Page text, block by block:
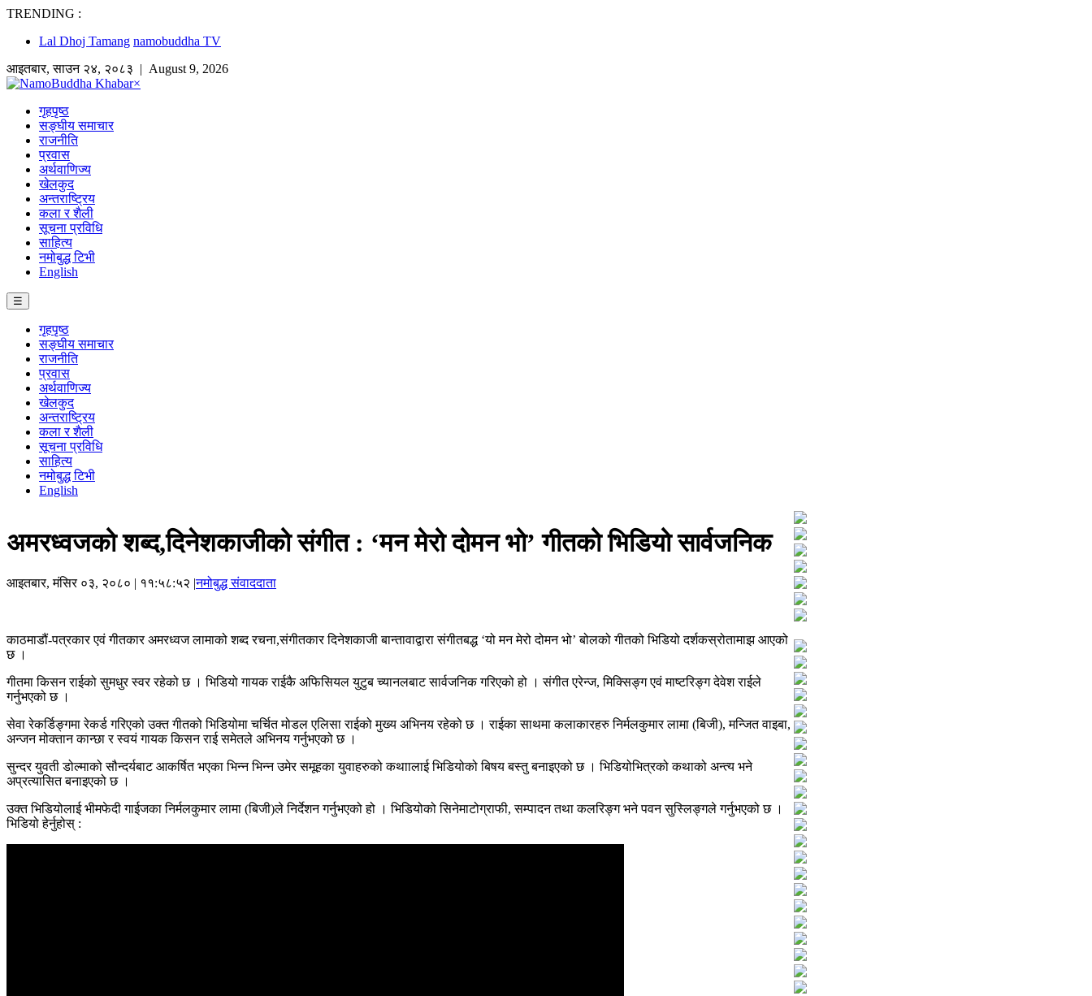
TRENDING :
Lal Dhoj Tamang namobuddha TV
आइतबार,साउन २४, २०८३ | August 9, 2026
×
गृहपृष्ठ
सङ्घीय समाचार
राजनीति
प्रवास
अर्थवाणिज्य
खेलकुद
अन्तराष्ट्रिय
कला र शैली
सूचना प्रविधि
साहित्य
नमोबुद्ध टिभी
English
☰
गृहपृष्ठ
सङ्घीय समाचार
राजनीति
प्रवास
अर्थवाणिज्य
खेलकुद
अन्तराष्ट्रिय
कला र शैली
सूचना प्रविधि
साहित्य
नमोबुद्ध टिभी
English
अमरध्वजको शब्द,दिनेशकाजीको संगीत : ‘मन मेरो दोमन भो’ गीतको भिडियो सार्वजनिक
आइतबार, मंसिर ०३, २०८० | ११:५८:५२ |नमोबुद्ध संवाददाता
काठमाडौं-पत्रकार एवं गीतकार अमरध्वज लामाको शब्द रचना,संगीतकार दिनेशकाजी बान्तावाद्वारा संगीतबद्ध ‘यो मन मेरो दोमन भो’ बोलको गीतको भिडियो दर्शकस्रोतामाझ आएको
छ ।
गीतमा किसन राईको सुमधुर स्वर रहेको छ । भिडियो गायक राईकै अफिसियल युटुब च्यानलबाट सार्वजनिक गरिएको हो । संगीत एरेन्ज, मिक्सिङ्ग एवं माष्टरिङ्ग देवेश राईले
गर्नुभएको छ ।
सेवा रेकर्डिङ्गमा रेकर्ड गरिएको उक्त गीतको भिडियोमा चर्चित मोडल एलिसा राईको मुख्य अभिनय रहेको छ । राईका साथमा कलाकारहरु निर्मलकुमार लामा (बिजी), मन्जित वाइबा,
अन्जन मोक्तान कान्छा र स्वयं गायक किसन राई समेतले अभिनय गर्नुभएको छ ।
सुन्दर युवती डोल्माको सौन्दर्यबाट आकर्षित भएका भिन्न भिन्न उमेर समूहका युवाहरुको कथाालाई भिडियोको बिषय बस्तु बनाइएको छ । भिडियोभित्रको कथाको अन्त्य भने
अप्रत्यासित बनाइएको छ ।
उक्त भिडियोलाई भीमफेदी गाईजका निर्मलकुमार लामा (बिजी)ले निर्देशन गर्नुभएको हो । भिडियोको सिनेमाटोग्राफी, सम्पादन तथा कलरिङ्ग भने पवन सुस्लिङ्गले गर्नुभएको छ ।
भिडियो हेर्नुहोस् :